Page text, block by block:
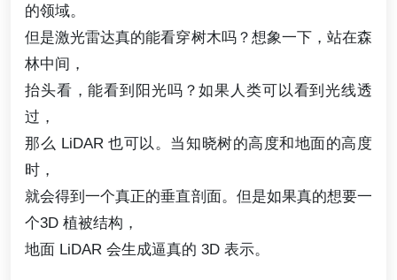
的领域。
但是激光雷达真的能看穿树木吗？想象一下，站在森
林中间，
抬头看，能看到阳光吗？如果人类可以看到光线透
过，
那么 LiDAR 也可以。当知晓树的高度和地面的高度
时，
就会得到一个真正的垂直剖面。但是如果真的想要一
个3D 植被结构，
地面 LiDAR 会生成逼真的 3D 表示。